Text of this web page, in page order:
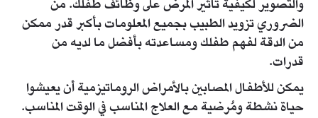
والتصوير لكيفية تأثير المرض على وظائف طفلك. من
الضروري تزويد الطبيب بجميع المعلومات بأكبر قدر ممكن
من الدقة لفهم طفلك ومساعدته بأفضل ما لديه من
قدرات.
يمكن للأطفال المصابين بالأمراض الروماتيزمية أن يعيشوا
حياة نشطة ومُرضية مع العلاج المناسب في الوقت المناسب.